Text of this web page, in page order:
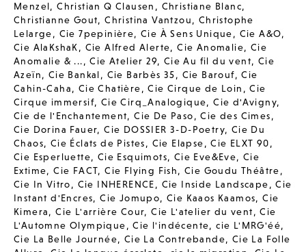
Menzel,Christian Q Clausen , Christiane Blanc,
Christianne Gout,Christina Vantzou, Christophe
Lelarge, Cie 7pepinière,Cie À Sens Unique, Cie A&O,
Cie AlaKshaK, Cie Alfred Alerte,Cie Anomalie, Cie
Anomalie & ...,Cie Atelier 29, Cie Au fil du vent, Cie
Azeïn, Cie Bankal, Cie Barbès 35, Cie Barouf,Cie
Cahin-Caha, Cie Chatière,Cie Cirque de Loin ,Cie
Cirque immersif, Cie Cirq_Analogique,Cie d'Avigny,
Cie de l'Enchantement,Cie De Paso,Cie des Cimes,
Cie Dorina Fauer,Cie DOSSIER 3-D-Poetry, Cie Du
Chaos, Cie Éclats de Pistes, Cie Elapse,Cie ELXT 90,
Cie Esperluette, Cie Esquimots, Cie Eve&Eve,Cie
Extime,Cie FACT,Cie Flying Fish,Cie Goudu Théâtre,
Cie In Vitro, Cie INHERENCE, Cie Inside Landscape,Cie
Instant d'Encres,Cie Jomupo,Cie Kaaos Kaamos,Cie
Kimera,Cie L'arrière Cour,Cie L'atelier du vent,Cie
L'Automne Olympique,Cie l'indécente,cie L'MRG'éé,
Cie La Belle Journée, Cie La Contrebande, Cie La Folle